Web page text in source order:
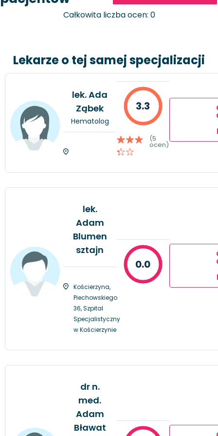
Całkowita liczba ocen: 0
Lekarze o tej samej specjalizacji
lek. Ada
Ząbek
Hematolog
3.3
(5
ocen)
lek.
Adam
Blumen
sztajn
Kościerzyna,
Piechowskiego
36, Szpital
Specjalistyczny
w Kościerzynie
0.0
dr n.
med.
Adam
Bławat